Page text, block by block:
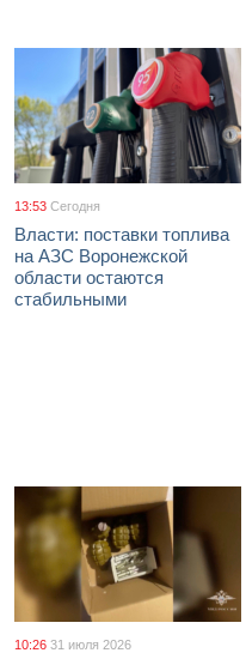
13:53 Сегодня
Власти: поставки топлива
на АЗС Воронежской
области остаются
стабильными
10:26 31 июля 2026